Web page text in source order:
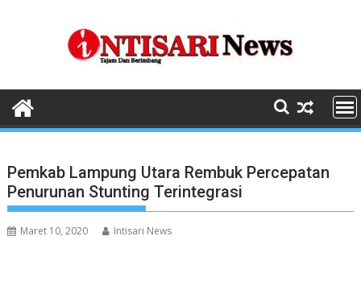
Pemkab Lampung Utara Rembuk Percepatan
Penurunan Stunting Terintegrasi
Maret 10, 2020 Intisari News